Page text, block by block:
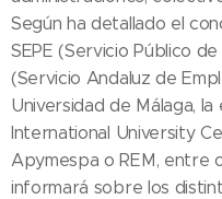
Según ha detallado el
SEPE (Servicio Público
(Servicio Andaluz de
Universidad de Málaga,
International University
Apymespa o REM, entre
informará sobre los